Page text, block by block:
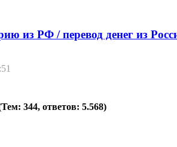
из РФ / перевод денег из
344, ответов: 5.568)